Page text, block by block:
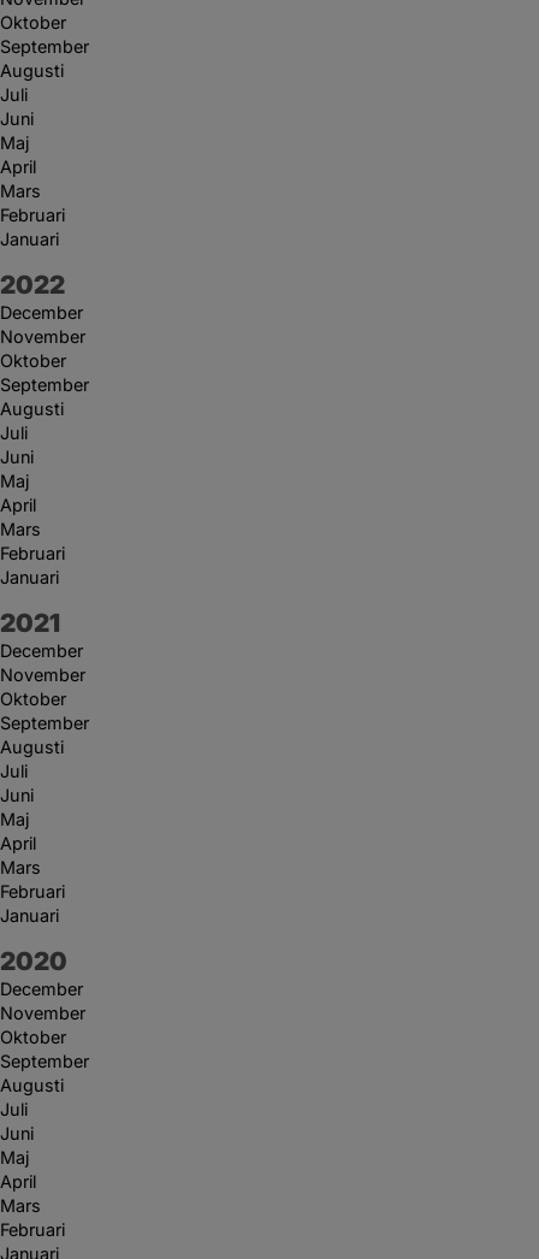
Oktober
September
Augusti
Juli
Juni
Maj
April
Mars
Februari
Januari
År:
2022
December
November
Oktober
September
Augusti
Juli
Juni
Maj
April
Mars
Februari
Januari
År:
2021
December
November
Oktober
September
Augusti
Juli
Juni
Maj
April
Mars
Februari
Januari
År:
2020
December
November
Oktober
September
Augusti
Juli
Juni
Maj
April
Mars
Februari
Januari